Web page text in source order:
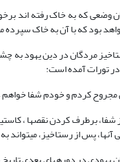
وضعی که به خاک رفته اند
بود که با آن به خاک
مردگان در دین یهود به
تورات آمده است:
کردم و خودم شفا خواهم داد
پس از رستاخیز، می‏تواند